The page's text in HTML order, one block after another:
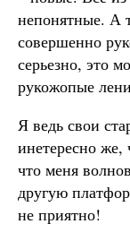
непонятные. А
совершенно
серьезно, это
рукожопые
Я ведь свои
инетересно
что меня
другую
не приятно!